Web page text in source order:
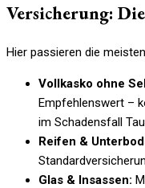
Versicherung:
Hier passieren die
Vollkasko ohne
Empfehlenswert –
im Schadensfall
Reifen &
Glas & Insassen: